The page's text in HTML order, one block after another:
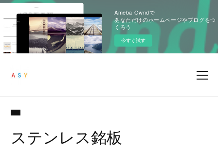
Ameba Owndで
あなただけのホームページやブログをつ
くろう
今すぐ試す
ステンレス銘板